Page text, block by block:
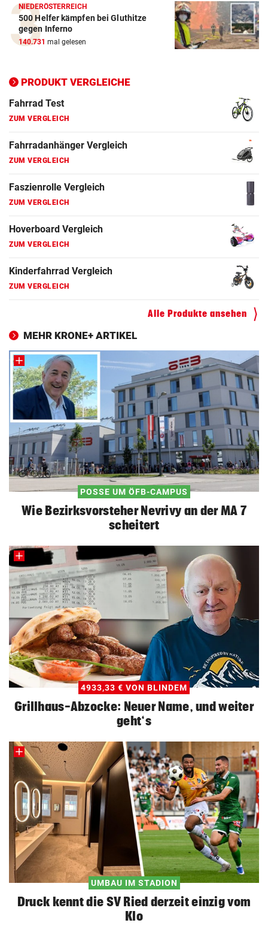
NIEDERÖSTERREICH
500 Helfer kämpfen bei Gluthitze
gegen Inferno
140.731 mal gelesen
PRODUKT VERGLEICHE
ZUM VERGLEICH
E-Bike Vergleich
ZUM VERGLEICH
ZUM VERGLEICH
Ergometer Vergleich
ZUM VERGLEICH
Fahrrad Test
ZUM VERGLEICH
Fahrradanhänger Vergleich
ZUM VERGLEICH
Faszienrolle Vergleich
ZUM VERGLEICH
Hoverboard Vergleich
ZUM VERGLEICH
ZUM VERGLEICH
Alle Produkte ansehen
MEHR KRONE+ ARTIKEL
POSSE UM ÖFB-CAMPUS
Wie Bezirksvorsteher Nevrivy an der MA 7
scheitert
4933,33 € VON BLINDEM
Grillhaus-Abzocke: Neuer Name, und weiter
geht‘s
UMBAU IM STADION
Druck kennt die SV Ried derzeit einzig vom
Klo